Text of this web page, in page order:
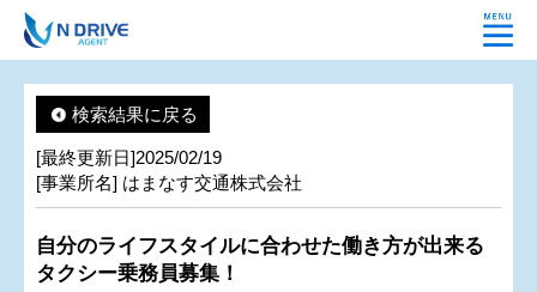
検索結果に戻る
[最終更新日]2025/02/19
[事業所名] はまなす交通株式会社
自分のライフスタイルに合わせた働き方が出来る
タクシー乗務員募集！